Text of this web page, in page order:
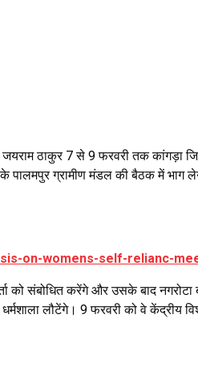
जयराम ठाकुर 7 से 9 फरवरी तक कांगड़ा
के पालमपुर ग्रामीण मंडल की बैठक में
on-womens-self-relianc-
को संबोधित करेंगे और उसके बाद नगरोटा
लौटेंगे। 9 फरवरी को वे केंद्रीय